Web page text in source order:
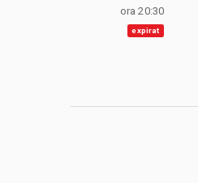
ora 20:30
expirat